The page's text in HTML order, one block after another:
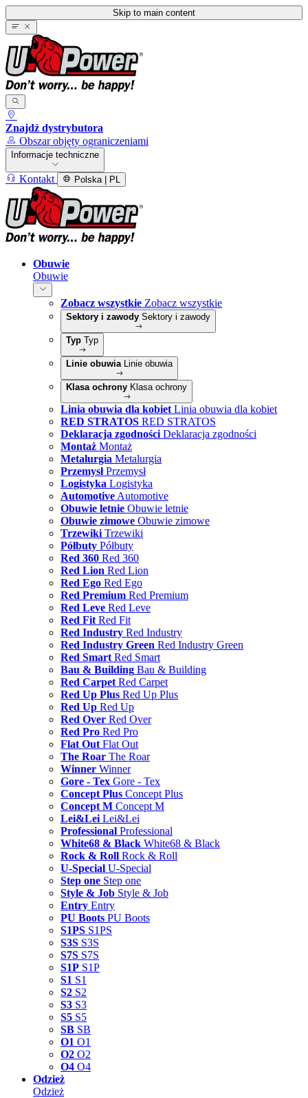
Skip to main content
Znajdź dystrybutora
Obszar objęty ograniczeniami
Informacje techniczne
Kontakt Polska | PL
Obuwie
Obuwie
Zobacz wszystkie Zobacz wszystkie
Sektory i zawody Sektory i zawody
Typ Typ
Linie obuwia Linie obuwia
Klasa ochrony Klasa ochrony
Linia obuwia dla kobiet Linia obuwia dla kobiet
RED STRATOS RED STRATOS
Deklaracja zgodności Deklaracja zgodności
Montaż Montaż
Metalurgia Metalurgia
Przemysł Przemysł
Logistyka Logistyka
Automotive Automotive
Obuwie letnie Obuwie letnie
Obuwie zimowe Obuwie zimowe
Trzewiki Trzewiki
Półbuty Półbuty
Red 360 Red 360
Red Lion Red Lion
Red Ego Red Ego
Red Premium Red Premium
Red Leve Red Leve
Red Fit Red Fit
Red Industry Red Industry
Red Industry Green Red Industry Green
Red Smart Red Smart
Bau & Building Bau & Building
Red Carpet Red Carpet
Red Up Plus Red Up Plus
Red Up Red Up
Red Over Red Over
Red Pro Red Pro
Flat Out Flat Out
The Roar The Roar
Winner Winner
Gore - Tex Gore - Tex
Concept Plus Concept Plus
Concept M Concept M
Lei&Lei Lei&Lei
Professional Professional
White68 & Black White68 & Black
Rock & Roll Rock & Roll
U-Special U-Special
Step one Step one
Style & Job Style & Job
Entry Entry
PU Boots PU Boots
S1PS S1PS
S3S S3S
S7S S7S
S1P S1P
S1 S1
S2 S2
S3 S3
S5 S5
SB SB
O1 O1
O2 O2
O4 O4
Odzież
Odzież